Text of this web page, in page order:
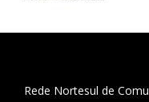
Rede Nortesul de